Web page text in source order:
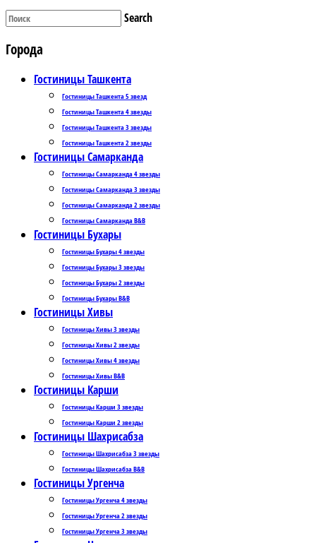
Search
Города
Гостиницы Ташкента
Гостиницы Ташкента 5 звезд
Гостиницы Ташкента 4 звезды
Гостиницы Ташкента 3 звезды
Гостиницы Ташкента 2 звезды
Гостиницы Самарканда
Гостиницы Самарканда 4 звезды
Гостиницы Самарканда 3 звезды
Гостиницы Самарканда 2 звезды
Гостиницы Самарканда B&B
Гостиницы Бухары
Гостиницы Бухары 4 звезды
Гостиницы Бухары 3 звезды
Гостиницы Бухары 2 звезды
Гостиницы Бухары B&B
Гостиницы Хивы
Гостиницы Хивы 3 звезды
Гостиницы Хивы 2 звезды
Гостиницы Хивы 4 звезды
Гостиницы Хивы B&B
Гостиницы Карши
Гостиницы Карши 3 звезды
Гостиницы Карши 2 звезды
Гостиницы Шахрисабза
Гостиницы Шахрисабза 3 звезды
Гостиницы Шахрисабза B&B
Гостиницы Ургенча
Гостиницы Ургенча 4 звезды
Гостиницы Ургенча 2 звезды
Гостиницы Ургенча 3 звезды